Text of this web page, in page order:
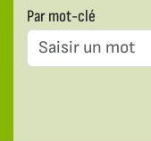
Par mot-clé